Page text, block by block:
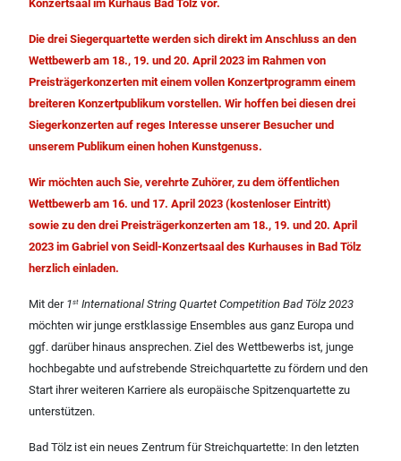
Konzertsaal im Kurhaus Bad Tölz vor.
Die drei Siegerquartette werden sich direkt im Anschluss an den
Wettbewerb am 18., 19. und 20. April 2023 im Rahmen von
Preisträgerkonzerten mit einem vollen Konzertprogramm einem
breiteren Konzertpublikum vorstellen. Wir hoffen bei diesen drei
Siegerkonzerten auf reges Interesse unserer Besucher und
unserem Publikum einen hohen Kunstgenuss.
Wir möchten auch Sie, verehrte Zuhörer, zu dem öffentlichen
Wettbewerb am 16. und 17. April 2023 (kostenloser Eintritt)
sowie zu den drei Preisträgerkonzerten am 18., 19. und 20. April
2023 im Gabriel von Seidl-Konzertsaal des Kurhauses in Bad Tölz
herzlich einladen.
Mit der 1st International String Quartet Competition Bad Tölz 2023
möchten wir junge erstklassige Ensembles aus ganz Europa und
ggf. darüber hinaus ansprechen. Ziel des Wettbewerbs ist, junge
hochbegabte und aufstrebende Streichquartette zu fördern und den
Start ihrer weiteren Karriere als europäische Spitzenquartette zu
unterstützen.
Bad Tölz ist ein neues Zentrum für Streichquartette: In den letzten